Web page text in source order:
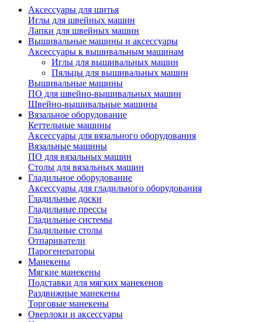
Аксессуары для шитья
Иглы для швейных машин
Лапки для швейных машин
Вышивальные машины и аксессуары
Аксессуары к вышивальным машинам
Иглы для вышивальных машин
Пяльцы для вышивальных машин
Вышивальные машины
ПО для швейно-вышивальных машин
Швейно-вышивальные машины
Вязальное оборудование
Кеттельные машины
Аксессуары для вязального оборудования
Вязальные машины
ПО для вязальных машин
Столы для вязальных машин
Гладильное оборудование
Аксессуары для гладильного оборудования
Гладильные доски
Гладильные прессы
Гладильные системы
Гладильные столы
Отпариватели
Парогенераторы
Манекены
Мягкие манекены
Подставки для мягких манекенов
Раздвижные манекены
Торговые манекены
Оверлоки и аксессуары